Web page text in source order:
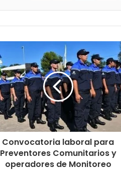
Convocatoria laboral para
Preventores Comunitarios y
operadores de Monitoreo